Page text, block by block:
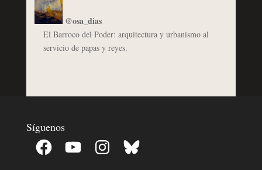
@osa_dias
El Barroco del Poder: arquitectura y urbanismo al
servicio de papas y reyes.
Síguenos
Facebook YouTube InstagramBluesky